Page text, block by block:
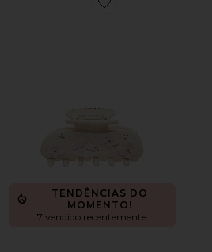
Favorite Sweetheart Clip
TENDÊNCIAS DO
MOMENTO!
7 vendido recentemente